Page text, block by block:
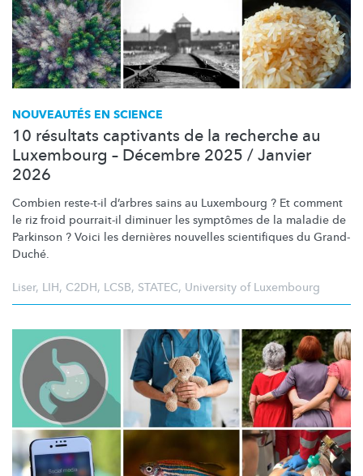
NOUVEAUTÉS EN SCIENCE
10 résultats captivants de la recherche au
Luxembourg – Décembre 2025 / Janvier
2026
Combien reste-t-il d’arbres sains au Luxembourg ? Et comment
le riz froid pourrait-il diminuer les symptômes de la maladie de
Parkinson ? Voici les dernières nouvelles scientifiques du Grand-
Duché.
Liser, LIH, C2DH, LCSB, STATEC, University of Luxembourg